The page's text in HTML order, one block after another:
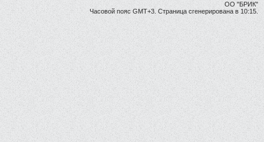
ОО "БРИК"
Часовой пояс GMT+3. Страница сгенерирована в 10:15.